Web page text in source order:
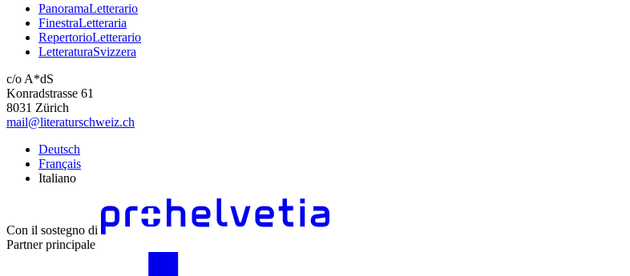
PanoramaLetterario
FinestraLetteraria
RepertorioLetterario
LetteraturaSvizzera
c/o A*dS
Konradstrasse 61
8031 Zürich
mail@literaturschweiz.ch
Deutsch
Français
Italiano
Con il sostegno di
Partner principale